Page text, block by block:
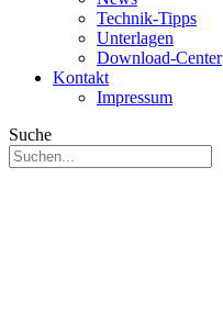
Technik-Tipps
Unterlagen
Download-Center
Kontakt
Impressum
Suche